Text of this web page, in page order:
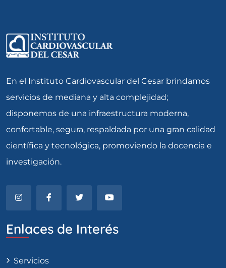
En el Instituto Cardiovascular del Cesar brindamos
servicios de mediana y alta complejidad;
disponemos de una infraestructura moderna,
confortable, segura, respaldada por una gran calidad
científica y tecnológica, promoviendo la docencia e
investigación.
Enlaces de Interés
Servicios